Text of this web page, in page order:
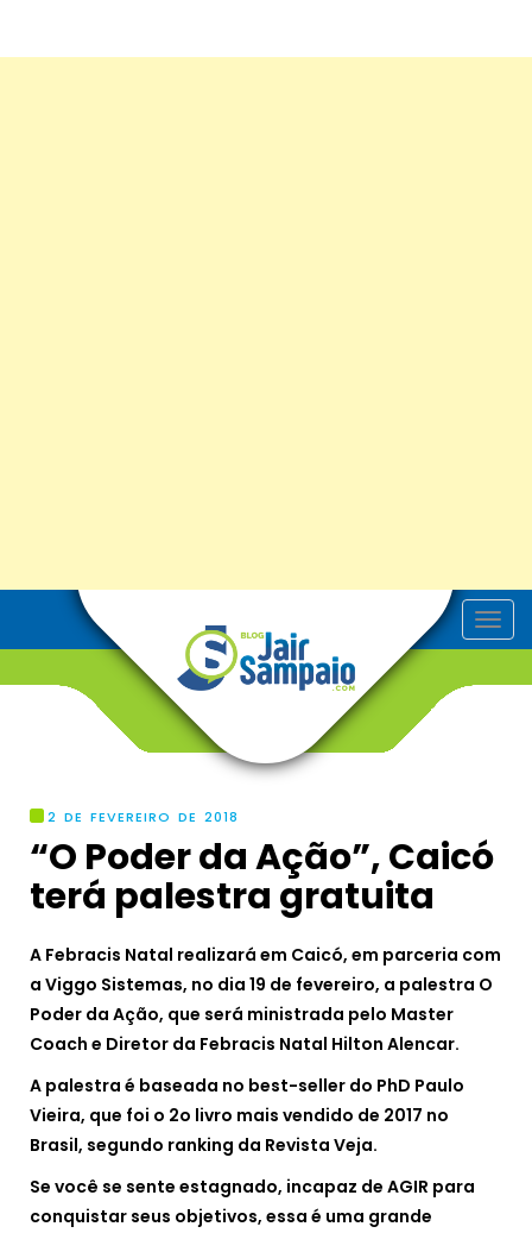
T
o
t
i
2 DE FEVEREIRO DE 2018
“O Poder da Ação”, Caicó
terá palestra gratuita
A Febracis Natal realizará em Caicó, em parceria com
a Viggo Sistemas, no dia 19 de fevereiro, a palestra O
Poder da Ação, que será ministrada pelo Master
Coach e Diretor da Febracis Natal Hilton Alencar.
A palestra é baseada no best-seller do PhD Paulo
Vieira, que foi o 2o livro mais vendido de 2017 no
Brasil, segundo ranking da Revista Veja.
Se você se sente estagnado, incapaz de AGIR para
conquistar seus objetivos, essa é uma grande